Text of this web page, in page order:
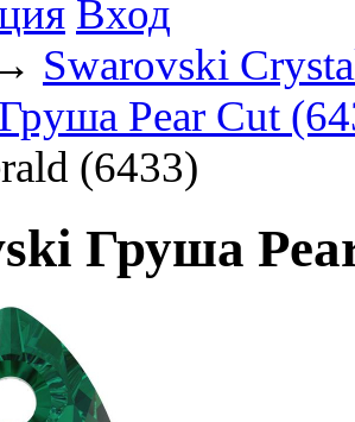
Вход
Swarovski
Груша Pear Cut
(6433)
Груша